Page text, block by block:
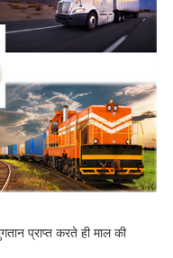
प्राप्त करते ही माल की